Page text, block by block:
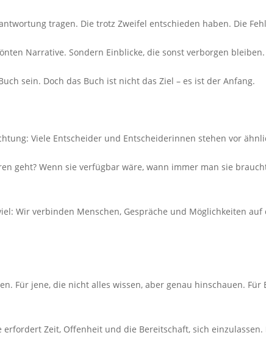
tragen. Die trotz Zweifel entschieden haben. Die
Narrative. Sondern Einblicke, die sonst verborgen bleiben.
sein. Doch das Buch ist nicht das Ziel – es ist der Anfang.
Viele Entscheider und Entscheiderinnen stehen vor
geht? Wenn sie verfügbar wäre, wann immer man sie
Wir verbinden Menschen, Gespräche und Möglichkeiten auf
Für jene, die nicht alles wissen, aber genau hinschauen.
erfordert Zeit, Offenheit und die Bereitschaft, sich